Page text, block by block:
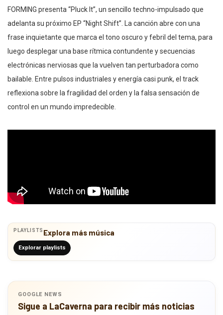
FORMING presenta “Pluck It”, un sencillo techno-impulsado que
adelanta su próximo EP “Night Shift”. La canción abre con una
frase inquietante que marca el tono oscuro y febril del tema, para
luego desplegar una base rítmica contundente y secuencias
electrónicas nerviosas que la vuelven tan perturbadora como
bailable. Entre pulsos industriales y energía casi punk, el track
reflexiona sobre la fragilidad del orden y la falsa sensación de
control en un mundo impredecible.
PLAYLISTS Explora más música
Explorar playlists
GOOGLE NEWS
Sigue a LaCaverna para recibir más noticias